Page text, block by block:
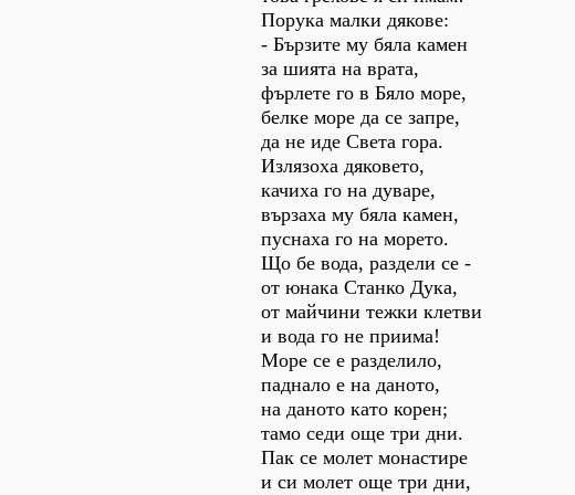
Порука малки дякове:
- Бързите му бяла камен
за шията на врата,
фърлете го в Бяло море,
белке море да се запре,
да не иде Света гора.
Излязоха дяковето,
качиха го на дуваре,
вързаха му бяла камен,
пуснаха го на морето.
Що бе вода, раздели се -
от юнака Станко Дука,
от майчини тежки клетви
и вода го не приима!
Море се е разделило,
паднало е на даното,
на даното като корен;
тамо седи още три дни.
Пак се молет монастире
и си молет още три дни,